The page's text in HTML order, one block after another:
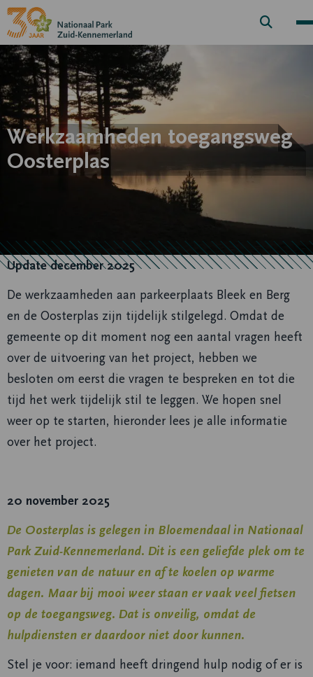
Zoek
Werkzaamheden toegangsweg
Oosterplas
Update december 2025
De werkzaamheden aan parkeerplaats Bleek en Berg
en de Oosterplas zijn tijdelijk stilgelegd. Omdat de
gemeente op dit moment nog een aantal vragen heeft
over de uitvoering van het project, hebben we
besloten om eerst die vragen te bespreken en tot die
tijd het werk tijdelijk stil te leggen. We hopen snel
weer op te starten, hieronder lees je alle informatie
over het project.
20 november 2025
De Oosterplas is gelegen in Bloemendaal in Nationaal
Park Zuid-Kennemerland. Dit is een geliefde plek om te
genieten van de natuur en af te koelen op warme
dagen. Maar bij mooi weer staan er vaak veel fietsen
op de toegangsweg. Dat is onveilig, omdat de
hulpdiensten er daardoor niet door kunnen.
Stel je voor: iemand heeft dringend hulp nodig of er is